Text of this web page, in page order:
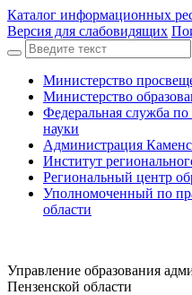
Каталог информационных
Версия для слабовидящих
Министерство
Министерство
Федеральная служба по
науки
Администрация
Институт
Региональный центр
Уполномоченный по
области
Управление образования
Пензенской области